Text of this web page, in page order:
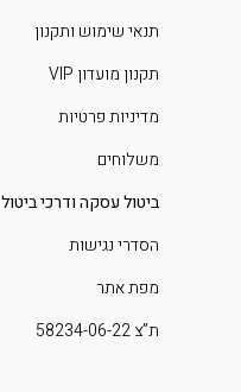
תנאי שימוש ותקנון
תקנון מועדון VIP
מדיניות פרטיות
משלוחים
ביטול עסקה ודרכי ביטול
הסדרי נגישות
מפת אתר
ת”צ 58234-06-22